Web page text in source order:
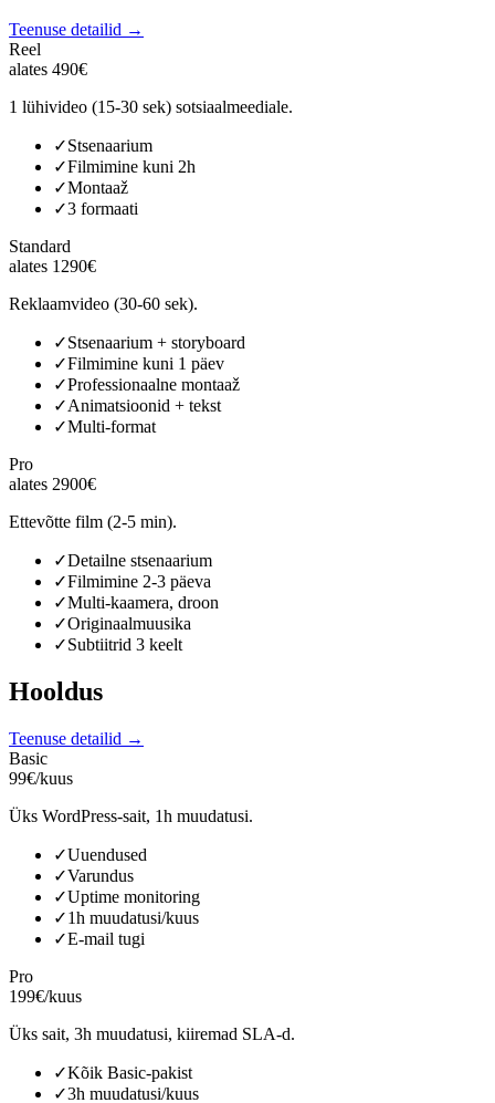
Teenuse detailid →
Reel
alates 490€
1 lühivideo (15-30 sek) sotsiaalmeediale.
✓Stsenaarium
✓Filmimine kuni 2h
✓Montaaž
✓3 formaati
Standard
alates 1290€
Reklaamvideo (30-60 sek).
✓Stsenaarium + storyboard
✓Filmimine kuni 1 päev
✓Professionaalne montaaž
✓Animatsioonid + tekst
✓Multi-format
Pro
alates 2900€
Ettevõtte film (2-5 min).
✓Detailne stsenaarium
✓Filmimine 2-3 päeva
✓Multi-kaamera, droon
✓Originaalmuusika
✓Subtiitrid 3 keelt
Hooldus
Teenuse detailid →
Basic
99€/kuus
Üks WordPress-sait, 1h muudatusi.
✓Uuendused
✓Varundus
✓Uptime monitoring
✓1h muudatusi/kuus
✓E-mail tugi
Pro
199€/kuus
Üks sait, 3h muudatusi, kiiremad SLA-d.
✓Kõik Basic-pakist
✓3h muudatusi/kuus